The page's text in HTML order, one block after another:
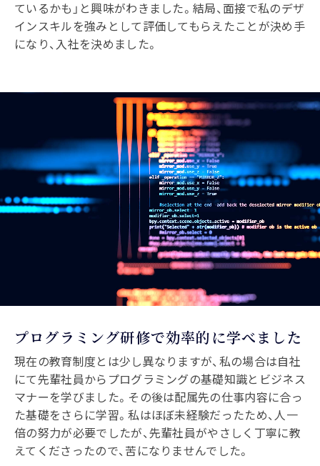
ているかも」と興味がわきました。結局、面接で私のデザ
インスキルを強みとして評価してもらえたことが決め手
になり、入社を決めました。
プログラミング研修で効率的に学べました
現在の教育制度とは少し異なりますが、私の場合は自社
にて先輩社員からプログラミングの基礎知識とビジネス
マナーを学びました。その後は配属先の仕事内容に合っ
た基礎をさらに学習。私はほぼ未経験だったため、人一
倍の努力が必要でしたが、先輩社員がやさしく丁寧に教
えてくださったので、苦になりませんでした。